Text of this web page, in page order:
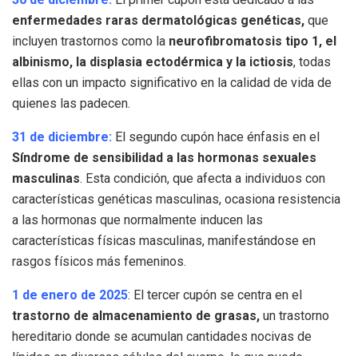
enfermedades raras dermatológicas genéticas, que
incluyen trastornos como la neurofibromatosis tipo 1, el
albinismo, la displasia ectodérmica y la ictiosis, todas
ellas con un impacto significativo en la calidad de vida de
quienes las padecen.
31 de diciembre: El segundo cupón hace énfasis en el
Síndrome de sensibilidad a las hormonas sexuales
masculinas. Esta condición, que afecta a individuos con
características genéticas masculinas, ocasiona resistencia
a las hormonas que normalmente inducen las
características físicas masculinas, manifestándose en
rasgos físicos más femeninos.
1 de enero de 2025: El tercer cupón se centra en el
trastorno de almacenamiento de grasas, un trastorno
hereditario donde se acumulan cantidades nocivas de